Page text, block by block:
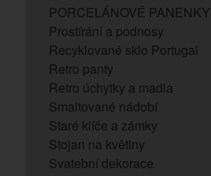
PORCELÁNOVÉ PANENKY
Prostírání a podnosy
Recyklované sklo Portugal
Retro panty
Retro úchytky a madla
Smaltované nádobí
Staré klíče a zámky
Stojan na květiny
Svatební dekorace